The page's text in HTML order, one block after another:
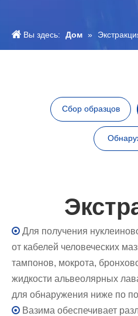
Вы здесь: Дом »
Сбор образцов
 Для получения
от кабелей человеческих
тампонов, мокрота,
жидкости альвеолярных
для обнаружения ниже по
 Вазима обеспечивает